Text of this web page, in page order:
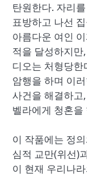
탄원한다. 자리
표방하고 나선
아름다운 여인
적을 달성하지
디오는 처형당
암행을 하며 이
사건을 해결하고
벨라에게 청혼을
이 작품에는 정
심적 교만(위선)
이 현재 우리나